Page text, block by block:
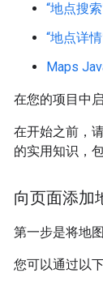
“地点搜
“地点详
Maps
在您的项目中
在开始之前，
的实用知识，
向页面添加
第一步是将地
您可以通过以